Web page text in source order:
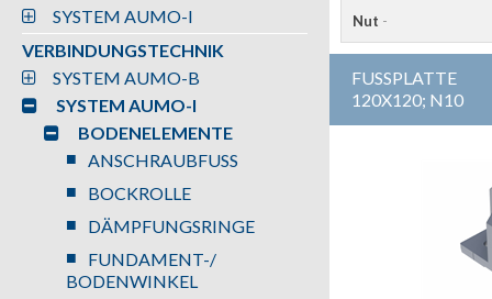
SYSTEM AUMO-I
VERBINDUNGSTECHNIK
SYSTEM AUMO-B
SYSTEM AUMO-I
BODENELEMENTE
ANSCHRAUBFUSS
BOCKROLLE
DÄMPFUNGSRINGE
FUNDAMENT-/
BODENWINKEL
Nut -
FUSSPLATTE
120X120; N10